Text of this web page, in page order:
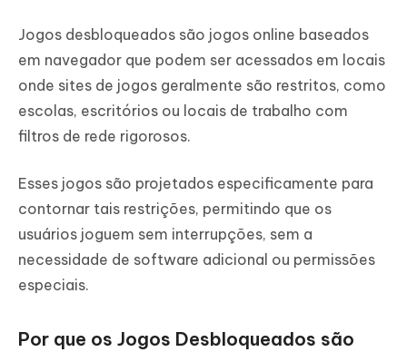
Parte 5: Jogos Desbloqueados!
Remova Restrições MDM em Dispositivos
Escolares
Jogos desbloqueados são jogos online baseados
em navegador que podem ser acessados em locais
onde sites de jogos geralmente são restritos, como
escolas, escritórios ou locais de trabalho com
filtros de rede rigorosos.
Esses jogos são projetados especificamente para
contornar tais restrições, permitindo que os
usuários joguem sem interrupções, sem a
necessidade de software adicional ou permissões
especiais.
Por que os Jogos Desbloqueados são